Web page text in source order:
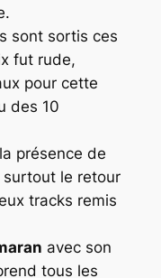
sont sortis ces
fut rude,
pour cette
des 10
présence de
le retour
tracks remis
avec son
tous les